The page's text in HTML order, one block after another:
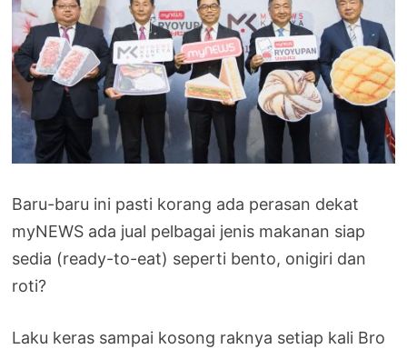
Baru-baru ini pasti korang ada perasan dekat
myNEWS ada jual pelbagai jenis makanan siap
sedia (ready-to-eat) seperti bento, onigiri dan
roti?
Laku keras sampai kosong raknya setiap kali Bro